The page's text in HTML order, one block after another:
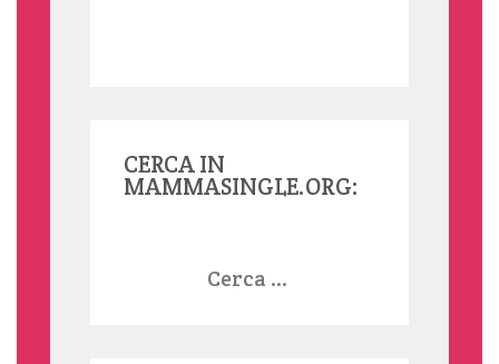
CERCA IN
MAMMASINGLE.ORG: